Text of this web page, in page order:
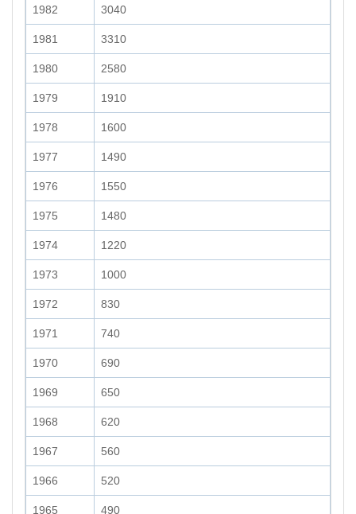
1982 3040
1981 3310
1980 2580
1979 1910
1978 1600
1977 1490
1976 1550
1975 1480
1974 1220
1973 1000
1972 830
1971 740
1970 690
1969 650
1968 620
1967 560
1966 520
1965 490